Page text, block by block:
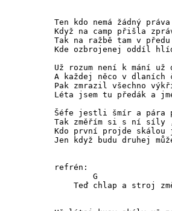
Ten kdo nemá žádný
Když na camp přišla
Tak na ražbě tam v
Kde ozbrojenej oddíl
Už rozum není k mání už
A každej něco v
Pak zmrazil všechno
Léta jsem tu předák a
Šéfe jestli šmír a pára
Tak změřím si s ní
Kdo první projde
Jen když budu druhej
refrén:
G
Teď chlap a stroj